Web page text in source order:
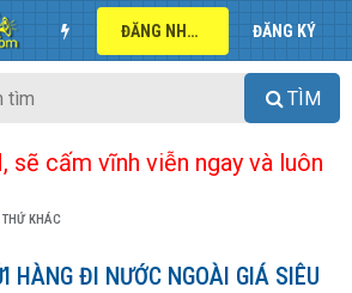
ĐĂNG NHẬP ĐĂNG KÝ
TÌM
sẽ cấm vĩnh viễn ngay và luôn
THỨ KHÁC
HÀNG ĐI NƯỚC NGOÀI GIÁ SIÊU